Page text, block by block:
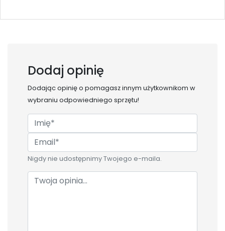
Dodaj opinię
Dodając opinię o pomagasz innym użytkownikom w
wybraniu odpowiedniego sprzętu!
Nigdy nie udostępnimy Twojego e-maila.